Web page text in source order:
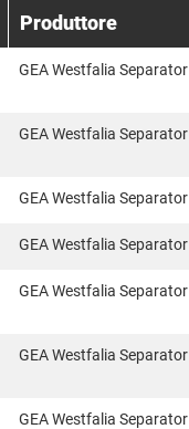
Produttore
GEA Westfalia Separator
GEA Westfalia Separator
GEA Westfalia Separator
GEA Westfalia Separator
GEA Westfalia Separator
GEA Westfalia Separator
GEA Westfalia Separator